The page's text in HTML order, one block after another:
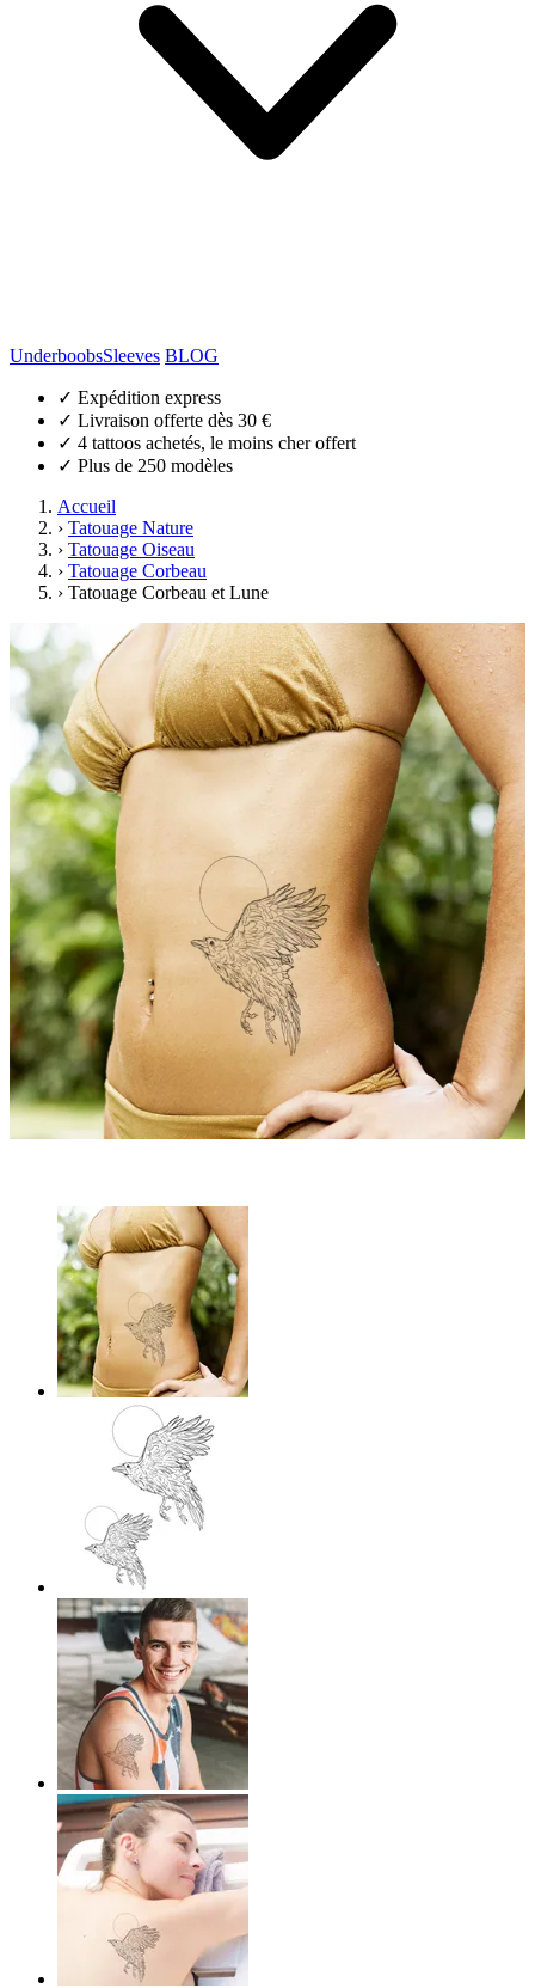
UnderboobsSleeves BLOG
✓ Expédition express
✓ Livraison offerte dès 30 €
✓ 4 tattoos achetés, le moins cher offert
✓ Plus de 250 modèles
Accueil
› Tatouage Nature
› Tatouage Oiseau
› Tatouage Corbeau
› Tatouage Corbeau et Lune